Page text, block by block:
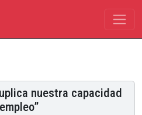
nuestra capacidad